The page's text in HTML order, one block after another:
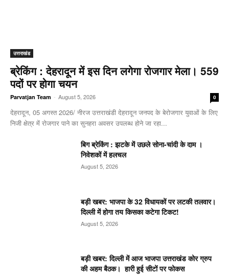
उत्तराखंड
ब्रेकिंग : देहरादून में इस दिन लगेगा रोजगार मेला। 559
पदों पर होगा चयन
Parvatjan Team - August 5, 2026 0
देहरादून, 05 अगस्त 2026/ नीरज उत्तराखंडी देहरादून जनपद के बेरोजगार युवाओं के लिए
निजी क्षेत्र में रोजगार पाने का सुनहरा अवसर उपलब्ध होने जा रहा...
बिग ब्रेकिंग : झटके में उछले सोना-चांदी के दाम ।
निवेशकों में हलचल
August 5, 2026
बड़ी खबर: भाजपा के 32 विधायकों पर लटकी तलवार।
दिल्ली में होगा तय किसका कटेगा टिकट!
August 5, 2026
बड़ी खबर: दिल्ली में आज भाजपा उत्तराखंड कोर ग्रुप
की अहम बैठक। हारी हुई सीटों पर फोकस